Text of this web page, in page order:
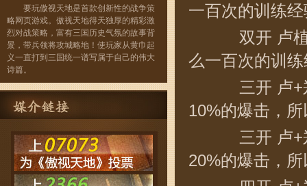
要玩傲视天地是首款创新性的战争策
略网页游戏。傲视天地得天独厚的精彩激
烈对战策略，富有三国历史气氛的故事背
景，带兵领将攻城略地！使玩家从黄巾起
义一直打到三国统一谱写属于自己的伟大
诗篇。
一百次的训练
双开 卢植+
么一百次的训
三开 卢+郑
10%的爆击，
三开 卢+郑
20%的爆击，